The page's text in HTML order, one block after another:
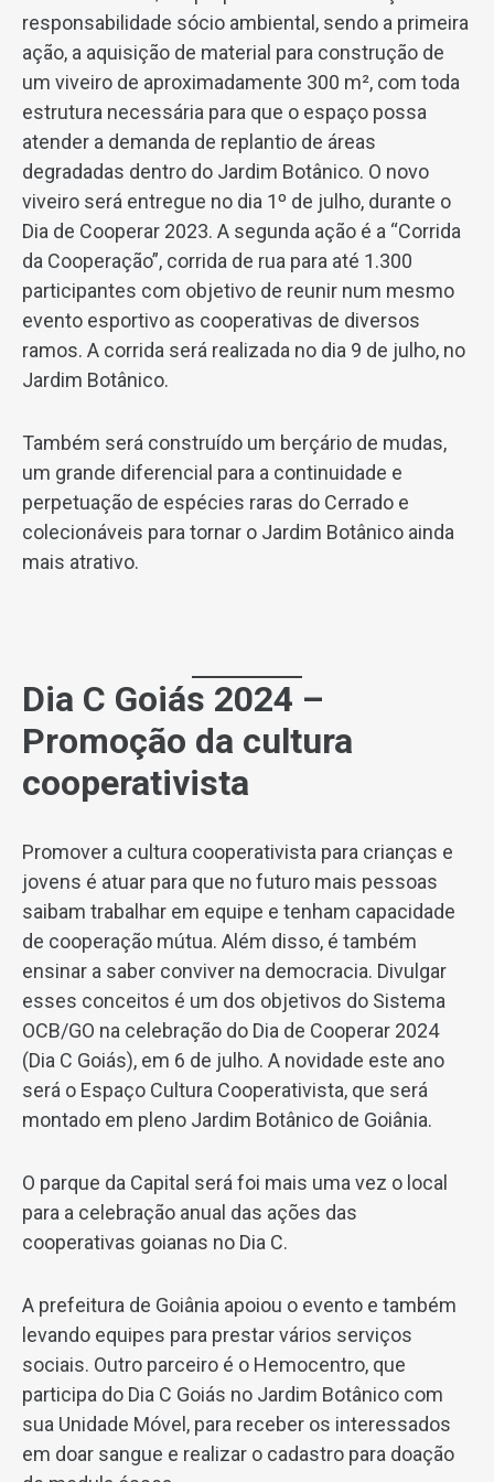
responsabilidade sócio ambiental, sendo a primeira
ação, a aquisição de material para construção de
um viveiro de aproximadamente 300 m², com toda
estrutura necessária para que o espaço possa
atender a demanda de replantio de áreas
degradadas dentro do Jardim Botânico. O novo
viveiro será entregue no dia 1º de julho, durante o
Dia de Cooperar 2023. A segunda ação é a “Corrida
da Cooperação”, corrida de rua para até 1.300
participantes com objetivo de reunir num mesmo
evento esportivo as cooperativas de diversos
ramos. A corrida será realizada no dia 9 de julho, no
Jardim Botânico.
Também será construído um berçário de mudas,
um grande diferencial para a continuidade e
perpetuação de espécies raras do Cerrado e
colecionáveis para tornar o Jardim Botânico ainda
mais atrativo.
Dia C Goiás 2024 –
Promoção da cultura
cooperativista
Promover a cultura cooperativista para crianças e
jovens é atuar para que no futuro mais pessoas
saibam trabalhar em equipe e tenham capacidade
de cooperação mútua. Além disso, é também
ensinar a saber conviver na democracia. Divulgar
esses conceitos é um dos objetivos do Sistema
OCB/GO na celebração do Dia de Cooperar 2024
(Dia C Goiás), em 6 de julho. A novidade este ano
será o Espaço Cultura Cooperativista, que será
montado em pleno Jardim Botânico de Goiânia.
O parque da Capital será foi mais uma vez o local
para a celebração anual das ações das
cooperativas goianas no Dia C.
A prefeitura de Goiânia apoiou o evento e também
levando equipes para prestar vários serviços
sociais. Outro parceiro é o Hemocentro, que
participa do Dia C Goiás no Jardim Botânico com
sua Unidade Móvel, para receber os interessados
em doar sangue e realizar o cadastro para doação